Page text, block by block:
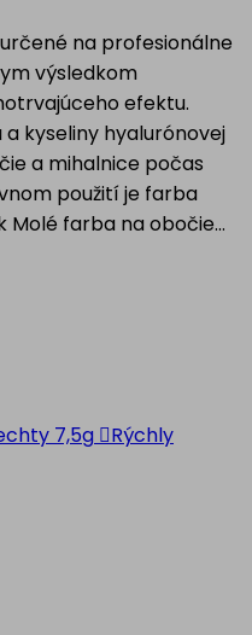
na profesionálne
výsledkom
efektu.
kyseliny hyalurónovej
a mihalnice počas
použití je farba
Molé farba na obočie...
Rýchly